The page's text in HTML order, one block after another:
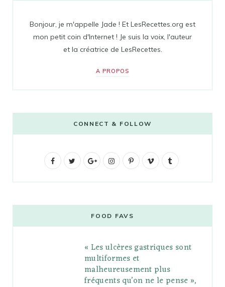
Bonjour, je m'appelle Jade ! Et LesRecettes.org est
mon petit coin d'Internet ! Je suis la voix, l'auteur
et la créatrice de LesRecettes.
A PROPOS
CONNECT & FOLLOW
F
b
t
G
g
l
e
P
l
I
t
a
g
r
a
P
e
r
e
s
V
o
l
r
FOOD FAVS
« Les ulcères gastriques sont
multiformes et
malheureusement plus
fréquents qu’on ne le pense »,